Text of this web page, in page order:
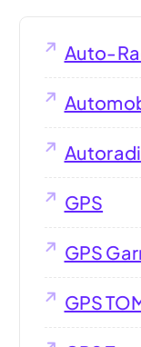
Auto-
GPS
GPS
GPS